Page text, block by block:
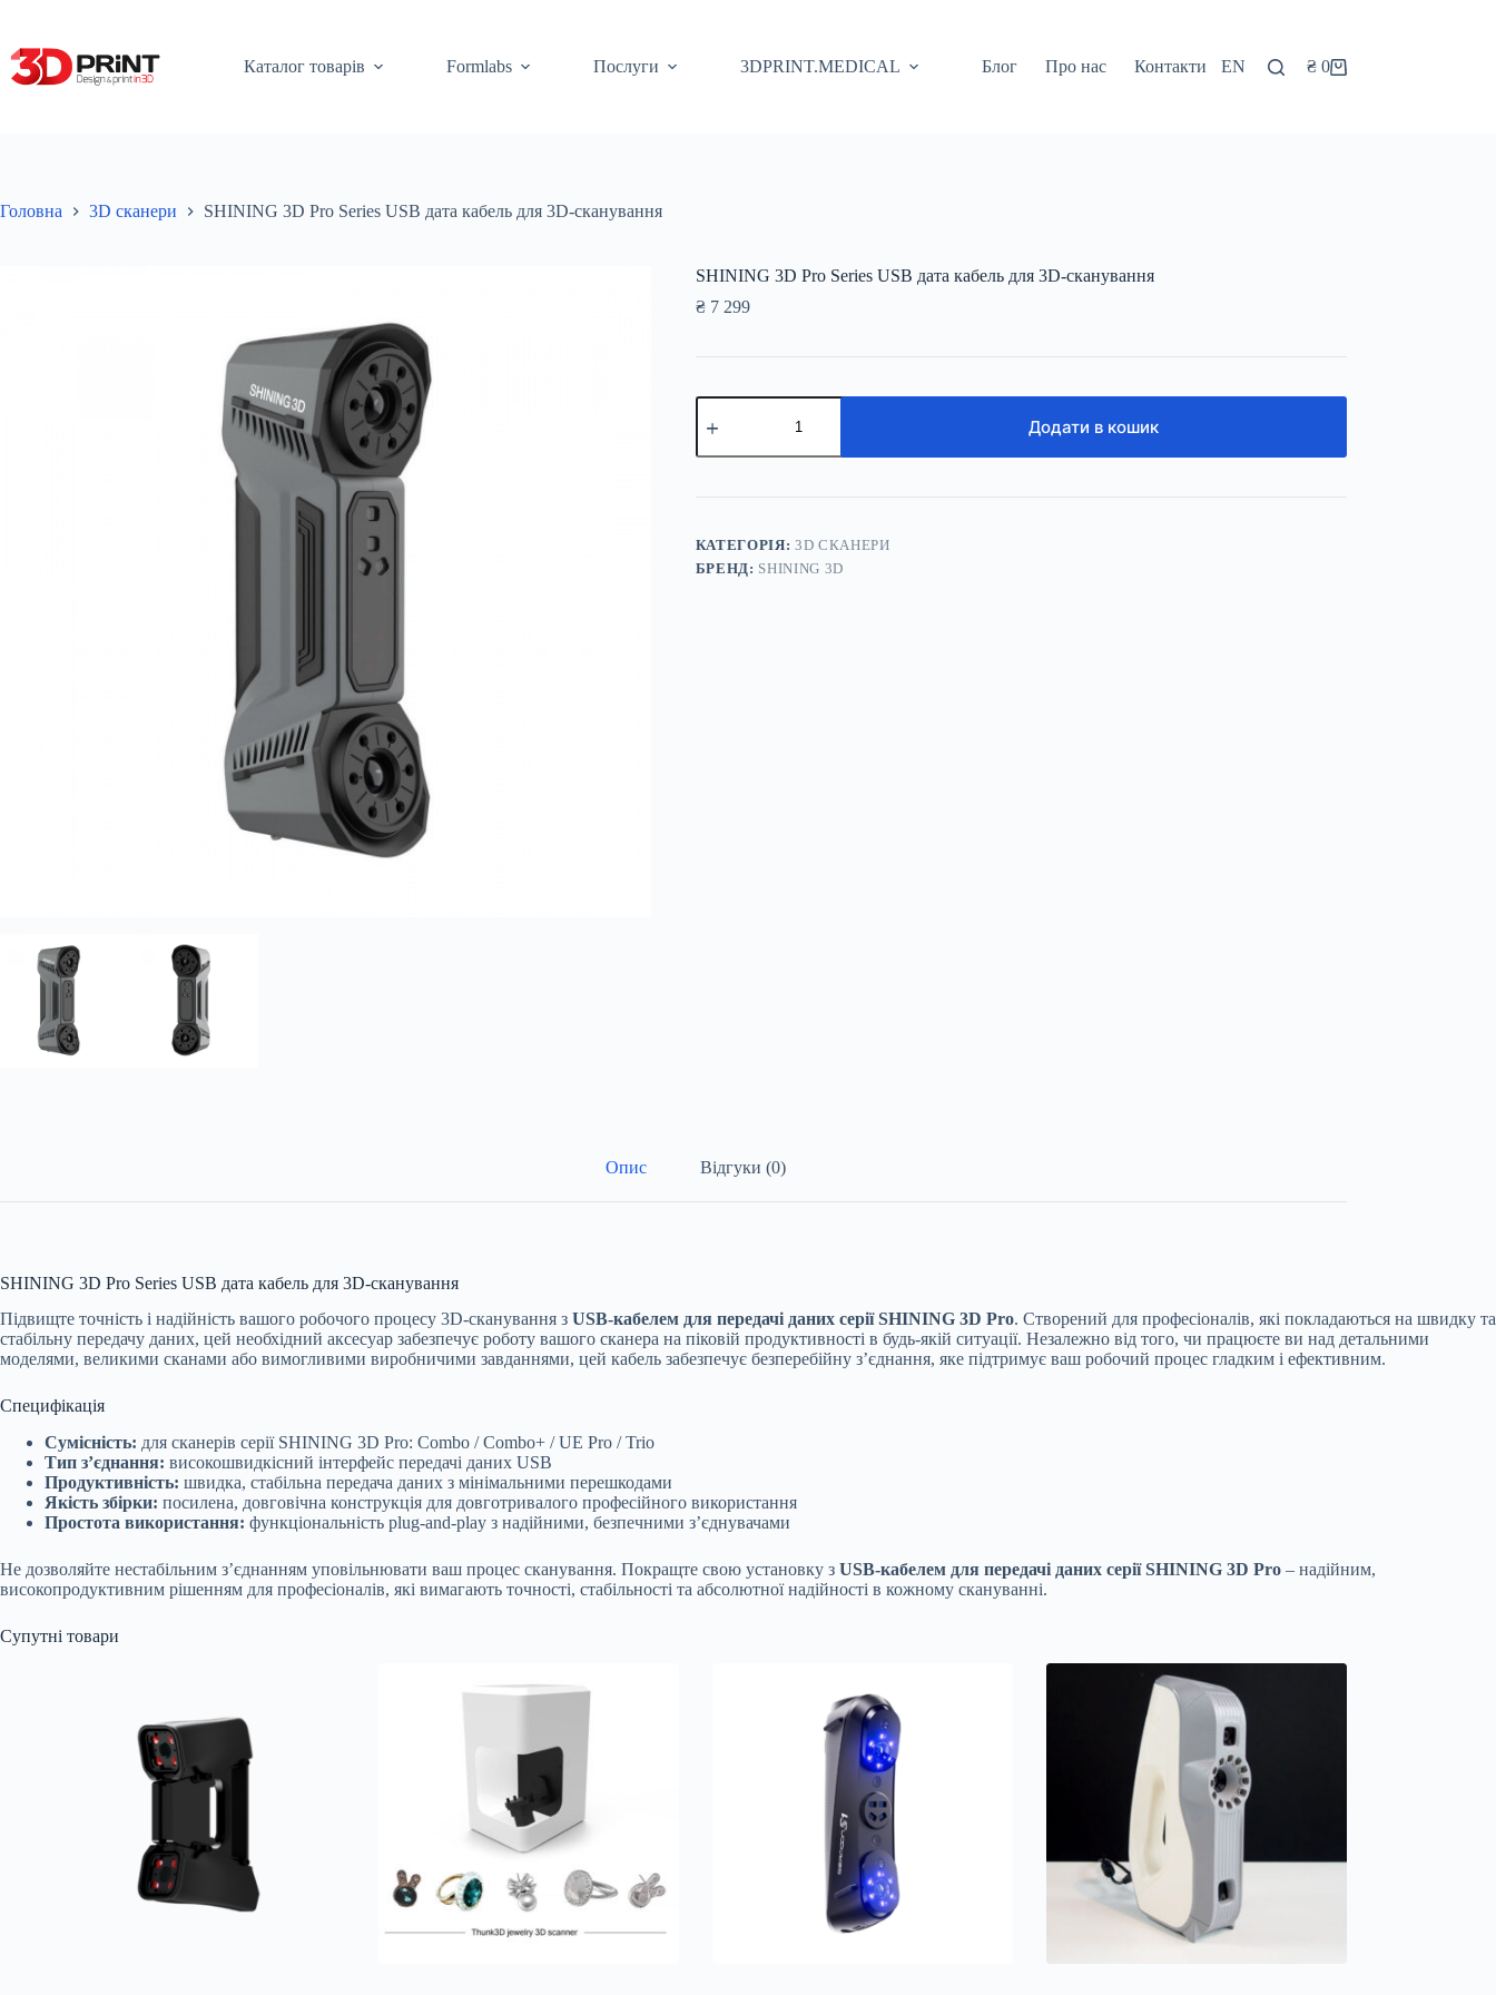
вмісту
Каталог товарів
Formlabs Послуги 3DPRINT.MEDICAL Блог Про нас Контакти EN Кошик
₴0
Головна 3D сканери SHINING 3D Pro Series USB дата кабель для 3D-сканування
SHINING 3D Pro Series USB дата кабель для 3D-сканування
₴7 299
SHINING
3D
Series
дата
для
3D-
сканування
Додати в кошик
КАТЕГОРІЯ: 3D СКАНЕРИ
БРЕНД: SHINING 3D
Опис Відгуки (0)
SHINING 3D Pro Series USB дата кабель для 3D-сканування
Підвищте точність і надійність вашого робочого процесу 3D-сканування з USB-кабелем для передачі даних серії SHINING 3D Pro. Створений для професіоналів, які покладаються на швидку та
стабільну передачу даних, цей необхідний аксесуар забезпечує роботу вашого сканера на піковій продуктивності в будь-якій ситуації. Незалежно від того, чи працюєте ви над детальними
моделями, великими сканами або вимогливими виробничими завданнями, цей кабель забезпечує безперебійну з’єднання, яке підтримує ваш робочий процес гладким і ефективним.
Специфікація
Сумісність: для сканерів серії SHINING 3D Pro: Combo / Combo+ / UE Pro / Trio
Тип з’єднання: високошвидкісний інтерфейс передачі даних USB
Продуктивність: швидка, стабільна передача даних з мінімальними перешкодами
Якість збірки: посилена, довговічна конструкція для довготривалого професійного використання
Простота використання: функціональність plug-and-play з надійними, безпечними з’єднувачами
Не дозволяйте нестабільним з’єднанням уповільнювати ваш процес сканування. Покращте свою установку з USB-кабелем для передачі даних серії SHINING 3D Pro – надійним,
високопродуктивним рішенням для професіоналів, які вимагають точності, стабільності та абсолютної надійності в кожному скануванні.
Супутні товари